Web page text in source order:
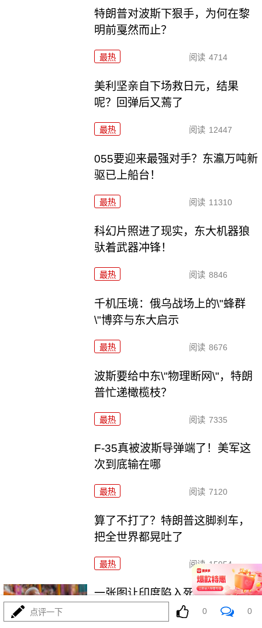
特朗普对波斯下狠手，为何在黎
明前戛然而止？
最热 阅读 4714
美利坚亲自下场救日元，结果
呢？回弹后又蔫了
最热 阅读 12447
055要迎来最强对手？东瀛万吨新
驱已上船台！
最热 阅读 11310
科幻片照进了现实，东大机器狼
驮着武器冲锋！
最热 阅读 8846
千机压境：俄乌战场上的\"蜂群
\"博弈与东大启示
最热 阅读 8676
波斯要给中东\"物理断网\"，特朗
普忙递橄榄枝？
最热 阅读 7335
F-35真被波斯导弹端了！美军这
次到底输在哪
最热 阅读 7120
算了不打了？特朗普这脚刹车，
把全世界都晃吐了
最热 阅读 15954
一张图让印度陷入死寂，五枚金
牌背后的终极真相
点评一下 0 0